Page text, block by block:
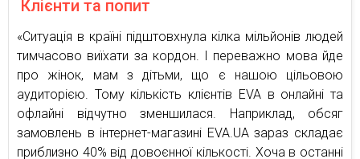
Клієнти та попит
«Ситуація в країні підштовхнула кілка мільйонів людей
тимчасово виїхати за кордон. І переважно мова йде
про жінок, мам з дітьми, що є нашою цільовою
аудиторією. Тому кількість клієнтів EVA в онлайні та
офлайні відчутно зменшилася. Наприклад, обсяг
замовлень в інтернет-магазині EVA.UA зараз складає
приблизно 40% від довоєнної кількості. Хоча в останні